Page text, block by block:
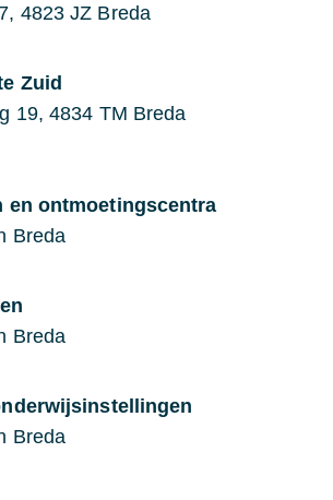
4823 JZ Breda
Zuid
19, 4834 TM Breda
en ontmoetingscentra
Breda
Breda
Breda